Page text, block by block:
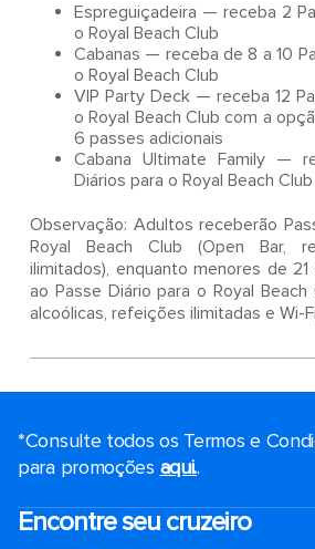
Espreguiçadeira — receba 2
o Royal Beach Club
Cabanas — receba de 8 a 10
o Royal Beach Club
VIP Party Deck — receba 12
o Royal Beach Club com a
6 passes adicionais
Cabana Ultimate Family —
Diários para o Royal Beach Club
Observação: Adultos receberão
Royal Beach Club (Open Bar,
ilimitados), enquanto menores de
ao Passe Diário para o Royal Beach
alcoólicas, refeições ilimitadas e Wi-
*Consulte todos os Termos e
para promoções aqui..
Encontre seu cruzeiro